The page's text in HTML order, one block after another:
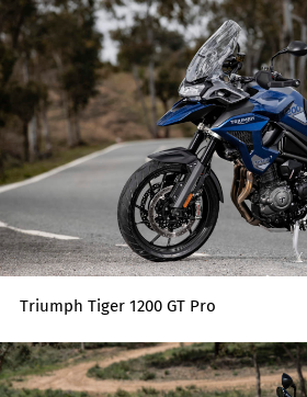
Triumph Tiger 1200 GT Pro